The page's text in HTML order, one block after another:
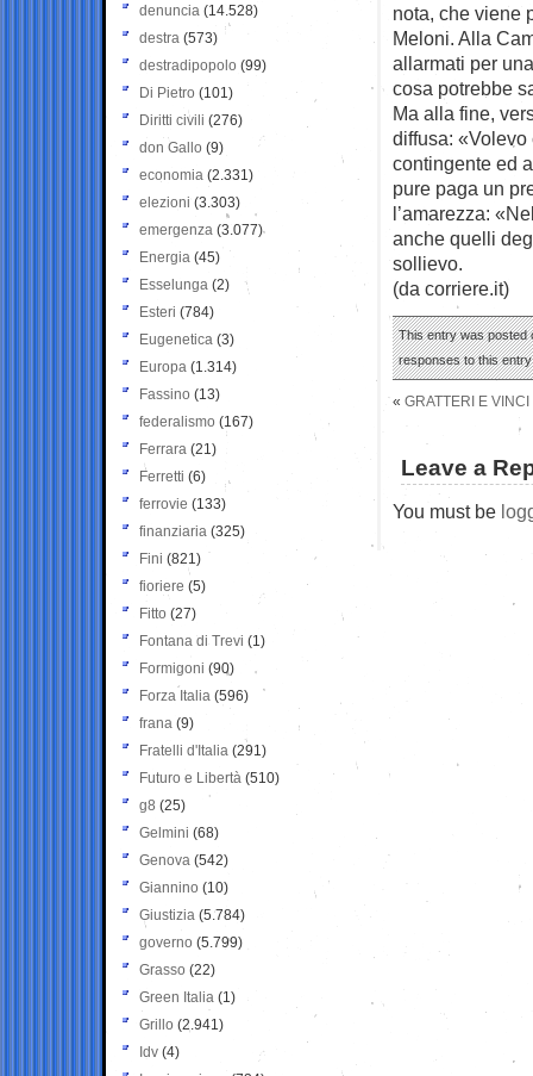
nota, che viene
Meloni. Alla
allarmati per
cosa potrebbe
Ma alla fine,
diffusa:
contingente ed
pure paga un
l’amarezza:
anche quelli
sollievo.
(da corriere.it)
This entry was posted
responses to this
« GRATTERI E VINCI
Leave a
You must be
denuncia (14.528)
destra (573)
destradipopolo (99)
Di Pietro (101)
Diritti civili (276)
don Gallo (9)
economia (2.331)
elezioni (3.303)
emergenza (3.077)
Energia (45)
Esselunga (2)
Esteri (784)
Eugenetica (3)
Europa (1.314)
Fassino (13)
federalismo (167)
Ferrara (21)
Ferretti (6)
ferrovie (133)
finanziaria (325)
Fini (821)
fioriere (5)
Fitto (27)
Fontana di Trevi (1)
Formigoni (90)
Forza Italia (596)
frana (9)
Fratelli d'Italia (291)
Futuro e Libertà (510)
g8 (25)
Gelmini (68)
Genova (542)
Giannino (10)
Giustizia (5.784)
governo (5.799)
Grasso (22)
Green Italia (1)
Grillo (2.941)
Idv (4)